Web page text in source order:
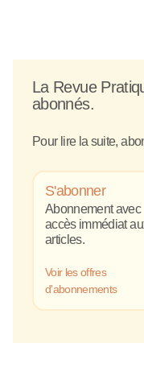
La Revue
abonnés.
Pour lire la suite,
S'abonner
Abonnement avec
accès immédiat
articles.
Voir les offres
d'abonnements